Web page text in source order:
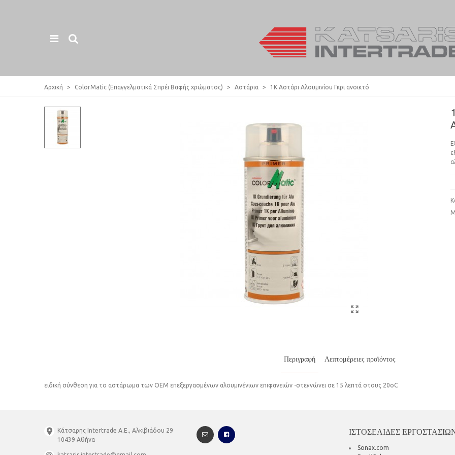
Αρχική > ColorMatic (Επαγγελματικά Σπρέι Βαφής χρώματος) > Αστάρια > 1Κ Αστάρι Αλουμινίου Γκρι ανοικτό
Περιγραφή Λεπτομέρειες προϊόντος
ειδική σύνθεση για το αστάρωμα των ΟΕΜ επεξεργασμένων αλουμινένιων επιφανειών -στεγνώνει σε 15 λεπτά στους 20οC
Κάτσαρης Intertrade A.E., Αλκιβιάδου 29
10439 Αθήνα
ΙΣΤΟΣΕΛΙΔΕΣ
Sonax.com